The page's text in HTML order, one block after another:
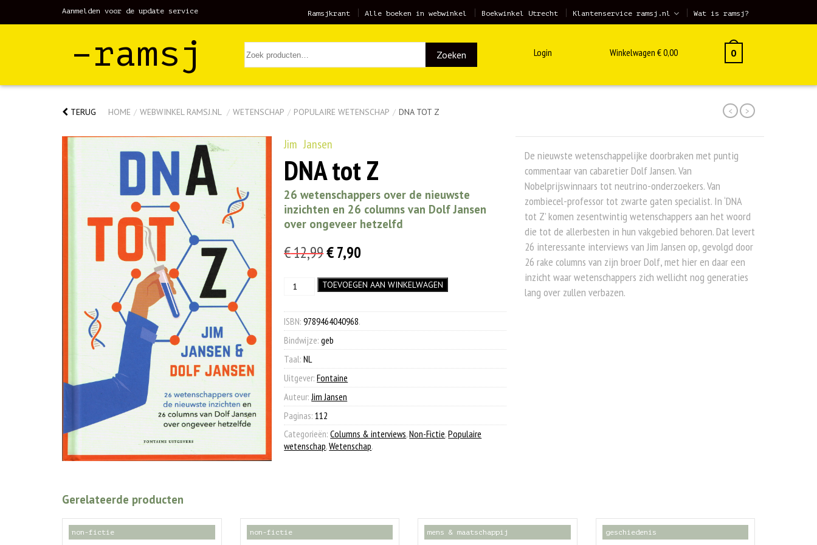
Aanmelden voor de update service Ramsjkrant Alle boeken in webwinkel Boekwinkel Utrecht Klantenservice ramsj.nl Wat is ramsj?
–ramsj Zoeken Login Winkelwagen €0,00 0
TERUG HOME / WEBWINKEL RAMSJ.NL / WETENSCHAP / POPULAIRE WETENSCHAP / DNA TOT Z < >
Jim Jansen
DNA tot Z
26 wetenschappers over de nieuwste
inzichten en 26 columns van Dolf Jansen
over ongeveer hetzelfd
€12,99Oorspronkelijke
was:
€ 12,99.
€7,90
is:
€ 7,90.
DNA
aantal
TOEVOEGEN AAN WINKELWAGEN
ISBN:9789464040968.
Bindwijze:geb
Taal:NL
Uitgever:Fontaine
Auteur: Jim Jansen
Paginas:112
Categorieën:Columns & interviews,Non-Fictie,Populaire
wetenschap,Wetenschap.
De nieuwste wetenschappelijke doorbraken met puntig
commentaar van cabaretier Dolf Jansen. Van
Nobelprijswinnaars tot neutrino-onderzoekers. Van
zombiecel-professor tot zwarte gaten specialist. In ‘DNA
tot Z’ komen zesentwintig wetenschappers aan het woord
die tot de allerbesten in hun vakgebied behoren. Dat levert
26 interessante interviews van Jim Jansen op, gevolgd door
26 rake columns van zijn broer Dolf, met hier en daar een
inzicht waar wetenschappers zich wellicht nog generaties
lang over zullen verbazen.
Gerelateerde producten
non-fictie non-fictie mens & maatschappij geschiedenis